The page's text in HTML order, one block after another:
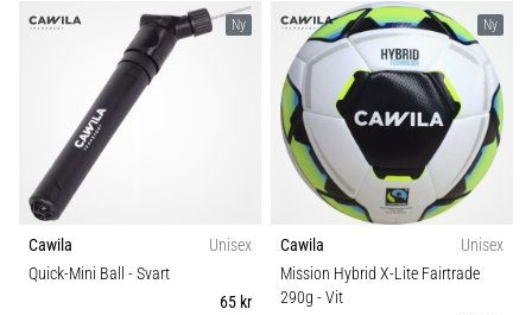
varje
9. 6. 2025
•
3 min. läsning
Nike
Phantom
Passform
Kategori
Säsong
Ny
Cawila
Unisex
Quick-Mini Ball - Svart
65 kr
Ny
Cawila
Unisex
Mission Hybrid X-Lite Fairtrade
290g - Vit